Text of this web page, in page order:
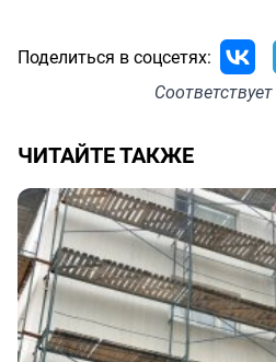
Поделиться в соцсетях:
Соответствует
ЧИТАЙТЕ ТАКЖЕ